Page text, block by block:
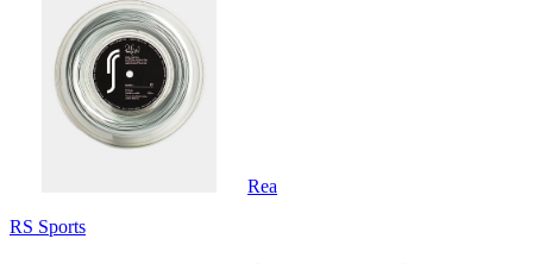
Rea
RS Sports